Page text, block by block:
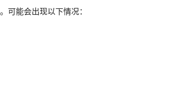
能会出现以下情况：